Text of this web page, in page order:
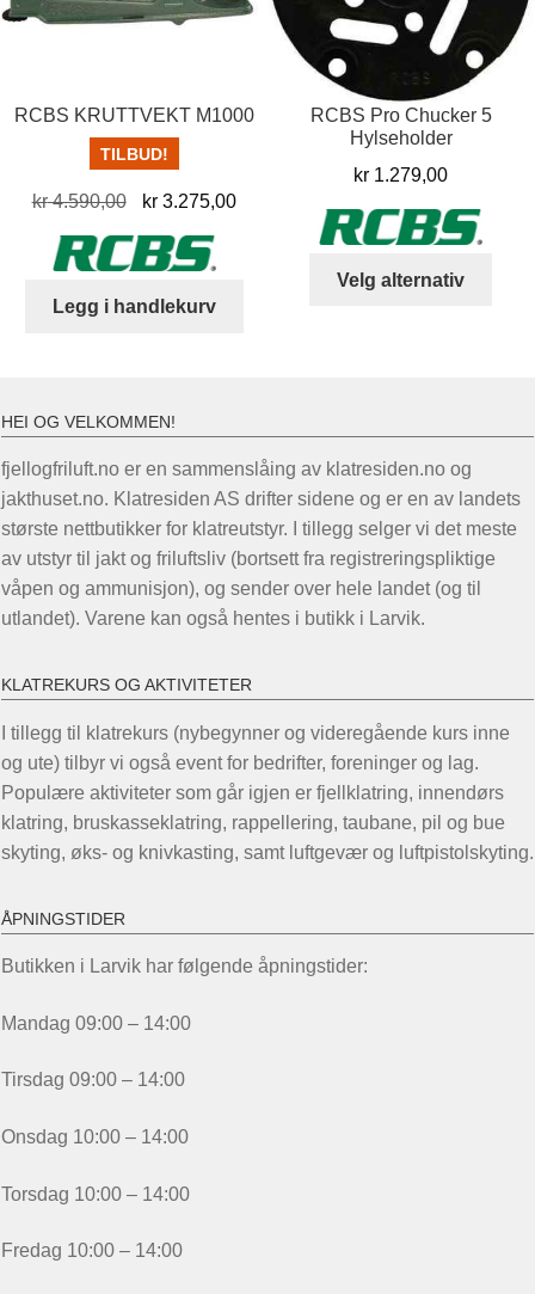
RCBS KRUTTVEKT M1000
TILBUD!
kr4.590,00
Opprinnelig
pris
var:
kr 3.275,00Nåværende
Legg i handlekurv
RCBS Pro Chucker 5
Hylseholder
kr 1.279,00
Velg alternativ
på
HEI OG VELKOMMEN!
fjellogfriluft.no er en sammenslåing av klatresiden.no og
jakthuset.no. Klatresiden AS drifter sidene og er en av landets
største nettbutikker for klatreutstyr. I tillegg selger vi det meste
av utstyr til jakt og friluftsliv (bortsett fra registreringspliktige
våpen og ammunisjon), og sender over hele landet (og til
utlandet). Varene kan også hentes i butikk i Larvik.
KLATREKURS OG AKTIVITETER
I tillegg til klatrekurs (nybegynner og videregående kurs inne
og ute) tilbyr vi også event for bedrifter, foreninger og lag.
Populære aktiviteter som går igjen er fjellklatring, innendørs
klatring, bruskasseklatring, rappellering, taubane, pil og bue
skyting, øks- og knivkasting, samt luftgevær og luftpistolskyting.
ÅPNINGSTIDER
Butikken i Larvik har følgende åpningstider:
Mandag 09:00 – 14:00
Tirsdag 09:00 – 14:00
Onsdag 10:00 – 14:00
Torsdag 10:00 – 14:00
Fredag 10:00 – 14:00